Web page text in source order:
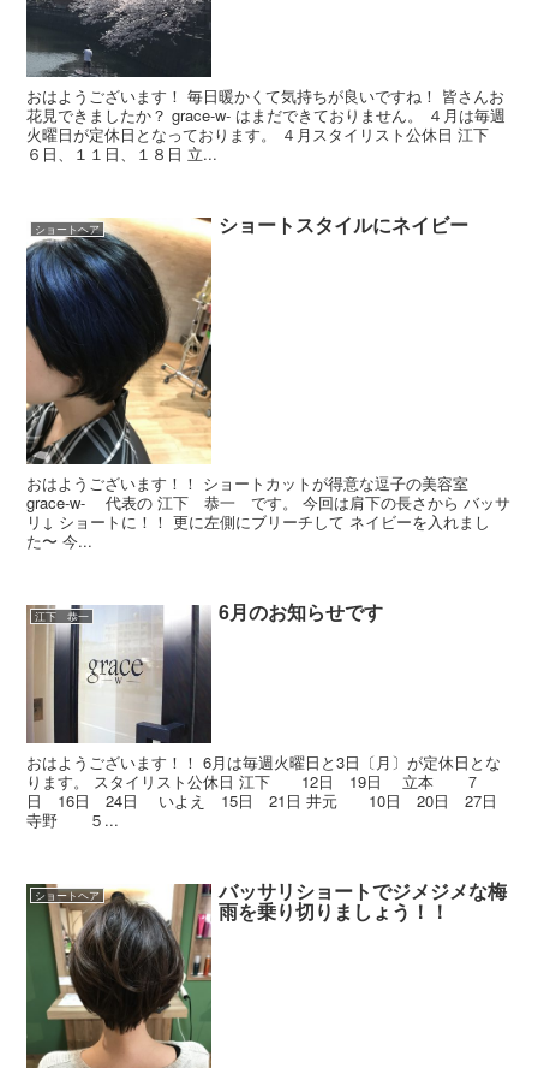
おはようございます！ 毎日暖かくて気持ちが良いですね！ 皆さんお
花見できましたか？ grace-w- はまだできておりません。 ４月は毎週
火曜日が定休日となっております。 ４月スタイリスト公休日 江下
６日、１１日、１８日 立...
ショートヘア ショートスタイルにネイビー
おはようございます！！ ショートカットが得意な逗子の美容室
grace-w- 代表の 江下 恭一 です。 今回は肩下の長さから バッサ
リ↓ ショートに！！ 更に左側にブリーチして ネイビーを入れまし
た〜 今...
江下 恭一 6月のお知らせです
おはようございます！！ 6月は毎週火曜日と3日〔月〕が定休日とな
ります。 スタイリスト公休日 江下 12日 19日 立本 ７
日 16日 24日 いよえ 15日 21日 井元 10日 20日 27日
寺野 ５...
ショートヘア バッサリショートでジメジメな梅
雨を乗り切りましょう！！